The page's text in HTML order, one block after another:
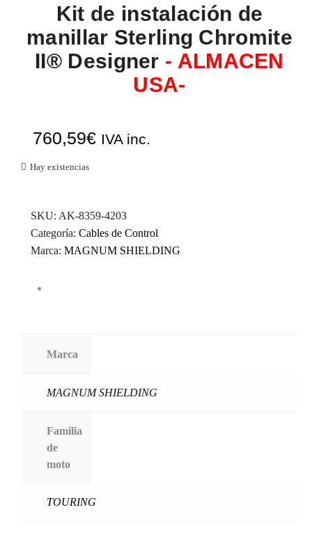
Kit de instalación de
manillar Sterling Chromite
II® Designer - ALMACEN
USA-
760,59€ IVA inc.
Hay existencias
SKU: AK-8359-4203
Categoría: Cables de Control
Marca: MAGNUM SHIELDING
Marca
MAGNUM SHIELDING
Familia
de
moto
TOURING